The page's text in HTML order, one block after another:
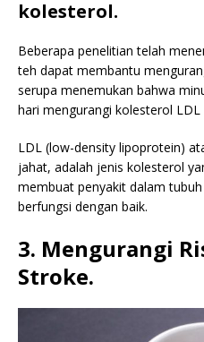
kolesterol.
Beberapa penelitian telah
teh dapat membantu
serupa menemukan bahwa
hari mengurangi kolesterol LDL
LDL (low-density lipoprotein)
jahat, adalah jenis kolesterol
membuat penyakit dalam
berfungsi dengan baik.
3. Mengurangi
Stroke.